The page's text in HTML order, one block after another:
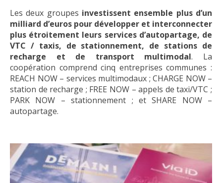
Les deux groupes investissent ensemble plus d’un
milliard d’euros pour développer et interconnecter
plus étroitement leurs services d’autopartage, de
VTC / taxis, de stationnement, de stations de
recharge et de transport multimodal. La
coopération comprend cinq entreprises communes :
REACH NOW – services multimodaux ; CHARGE NOW –
station de recharge ; FREE NOW – appels de taxi/VTC ;
PARK NOW – stationnement ; et SHARE NOW –
autopartage.